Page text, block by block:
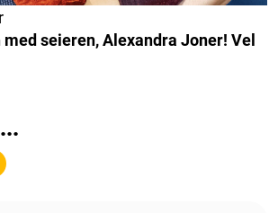
seieren, Alexandra Joner! Vel